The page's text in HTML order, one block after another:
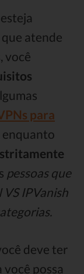
atende
você
para
, enquanto
pessoas que
IPVanish
deve ter
possa